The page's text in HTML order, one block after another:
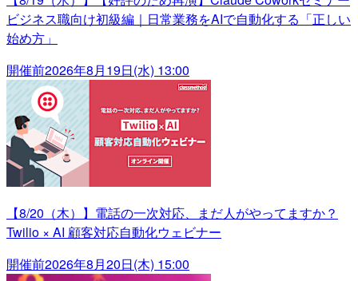
ビジネス職向け初級編｜日常業務をAIで自動化する「正しい
始め方」
開催前2026年8月19日(水) 13:00
【8/20（木）】電話の一次対応、まだ人がやってますか？
Twilio × AI 顧客対応自動化ウェビナー
開催前2026年8月20日(木) 15:00